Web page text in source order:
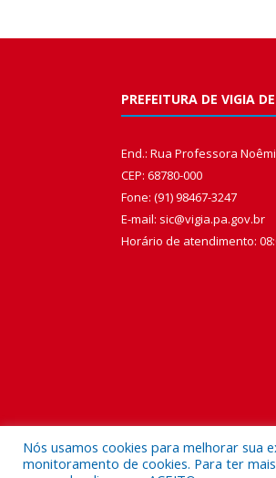
PREFEITURA DE VIGIA
End.: Rua Professora
CEP: 68780-000
Fone: (91) 98467-3247
E-mail: sic@vigia.pa.gov.br
Horário de atendimento:
Nós usamos cookies para melhorar sua
monitoramento de cookies. Para ter